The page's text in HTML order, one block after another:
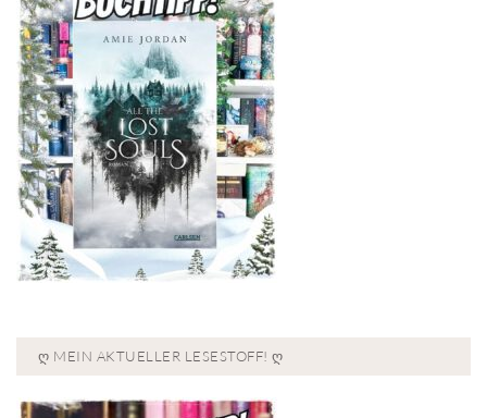
Ღ MEIN AKTUELLER LESESTOFF! Ღ